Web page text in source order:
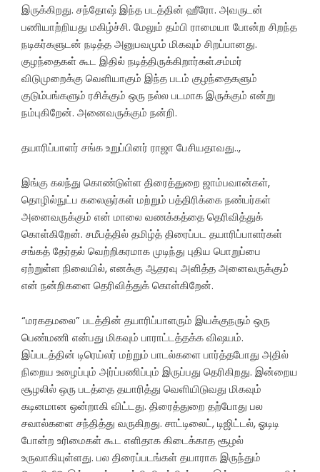
இருக்கிறது. சந்தோஷ் இந்த படத்தின் ஹீரோ. அவருடன்
பணியாற்றியது மகிழ்ச்சி. மேலும் தம்பி ராமையா போன்ற சிறந்த
நடிகர்களுடன் நடித்த அனுபவமும் மிகவும் சிறப்பானது.
குழந்தைகள் கூட இதில் நடித்திருக்கிறார்கள்.சம்மர்
விடுமுறைக்கு வெளியாகும் இந்த படம் குழந்தைகளும்
குடும்பங்களும் ரசிக்கும் ஒரு நல்ல படமாக இருக்கும் என்று
நம்புகிறேன். அனைவருக்கும் நன்றி.
தயாரிப்பாளர் சங்க உறுப்பினர் ராஜா பேசியதாவது..,
இங்கு கலந்து கொண்டுள்ள திரைத்துறை ஜாம்பவான்கள்,
தொழில்நுட்ப கலைஞர்கள் மற்றும் பத்திரிக்கை நண்பர்கள்
அனைவருக்கும் என் மாலை வணக்கத்தை தெரிவித்துக்
கொள்கிறேன். சமீபத்தில் தமிழ்த் திரைப்பட தயாரிப்பாளர்கள்
சங்கத் தேர்தல் வெற்றிகரமாக முடிந்து புதிய பொறுப்பை
ஏற்றுள்ள நிலையில், எனக்கு ஆதரவு அளித்த அனைவருக்கும்
என் நன்றிகளை தெரிவித்துக் கொள்கிறேன்.
“மரகதமலை” படத்தின் தயாரிப்பாளரும் இயக்குநரும் ஒரு
பெண்மணி என்பது மிகவும் பாராட்டத்தக்க விஷயம்.
இப்படத்தின் டிரெய்லர் மற்றும் பாடல்களை பார்த்தபோது அதில்
நிறைய உழைப்பும் அர்ப்பணிப்பும் இருப்பது தெரிகிறது. இன்றைய
சூழலில் ஒரு படத்தை தயாரித்து வெளியிடுவது மிகவும்
கடினமான ஒன்றாகி விட்டது. திரைத்துறை தற்போது பல
சவால்களை சந்தித்து வருகிறது. சாட்டிலைட், டிஜிட்டல், ஓடிடி
போன்ற உரிமைகள் கூட எளிதாக கிடைக்காத சூழல்
உருவாகியுள்ளது. பல திரைப்படங்கள் தயாராக இருந்தும்